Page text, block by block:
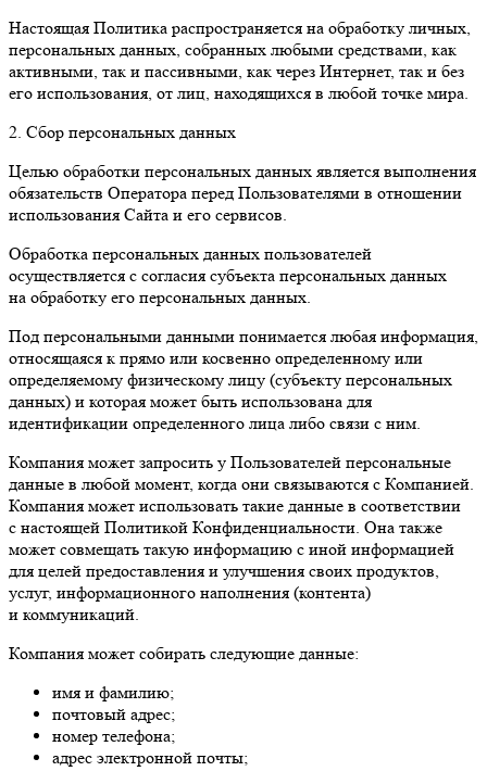
Настоящая Политика распространяется на обработку личных,
персональных данных, собранных любыми средствами, как
активными, так и пассивными, как через Интернет, так и без
его использования, от лиц, находящихся в любой точке мира.
2. Сбор персональных данных
Целью обработки персональных данных является выполнения
обязательств Оператора перед Пользователями в отношении
использования Сайта и его сервисов.
Обработка персональных данных пользователей
осуществляется с согласия субъекта персональных данных
на обработку его персональных данных.
Под персональными данными понимается любая информация,
относящаяся к прямо или косвенно определенному или
определяемому физическому лицу (субъекту персональных
данных) и которая может быть использована для
идентификации определенного лица либо связи с ним.
Компания может запросить у Пользователей персональные
данные в любой момент, когда они связываются с Компанией.
Компания может использовать такие данные в соответствии
с настоящей Политикой Конфиденциальности. Она также
может совмещать такую информацию с иной информацией
для целей предоставления и улучшения своих продуктов,
услуг, информационного наполнения (контента)
и коммуникаций.
Компания может собирать следующие данные:
имя и фамилию;
почтовый адрес;
номер телефона;
адрес электронной почты;